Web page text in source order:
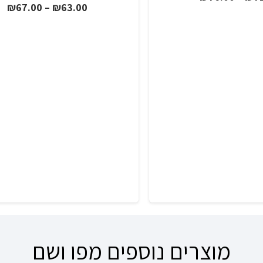
₪63.00
–
₪67.00
מוצרים נוספים מפו ושם